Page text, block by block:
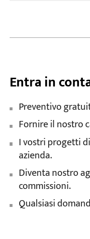
Entra in
Preventivo
Fornire il nostro
I vostri progetti
azienda.
Diventa nostro
commissioni.
Qualsiasi